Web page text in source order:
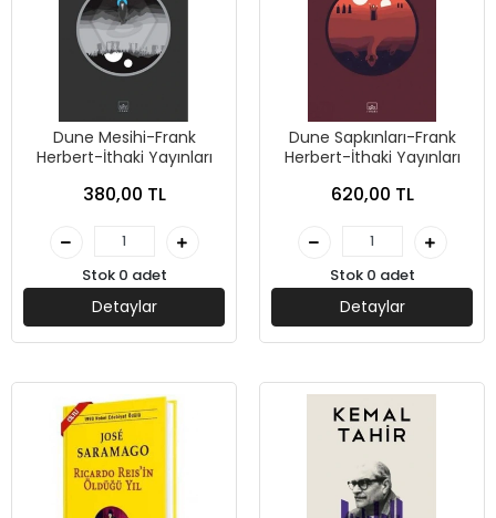
Dune Mesihi-Frank
Herbert-İthaki Yayınları
380,00 TL
Stok 0 adet
Detaylar
Dune Sapkınları-Frank
Herbert-İthaki Yayınları
620,00 TL
Stok 0 adet
Detaylar